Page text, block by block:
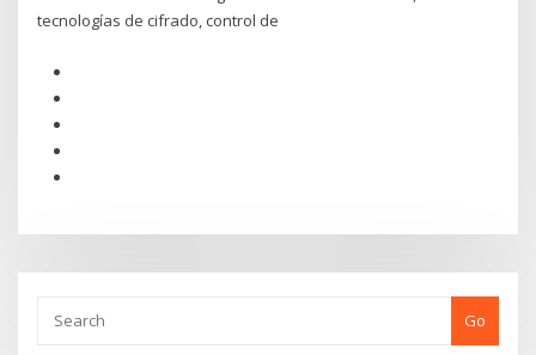
tecnologías de cifrado, control de
Go